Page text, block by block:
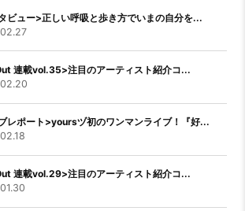
ビュー>正しい呼吸と歩き方でいまの自分を...
連載vol.35>注目のアーティスト紹介コ...
レポート>yoursヅ初のワンマンライブ！『好...
連載vol.29>注目のアーティスト紹介コ...